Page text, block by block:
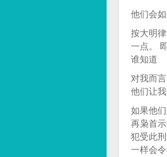
他们会
按大明
一点。
谁知道
对我而
他们让
如果他
再枭首
犯受此
一样会